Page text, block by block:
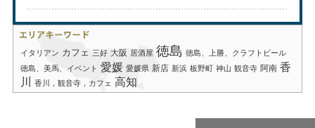
イタリアン カフェ 三好 大阪 居酒屋 徳島 徳島、上勝、クラフトビール
徳島、美馬、イベント 愛媛 愛媛県 新店 新浜 板野町 神山 観音寺 阿南 香
川
香川，観音寺，カフェ 高知